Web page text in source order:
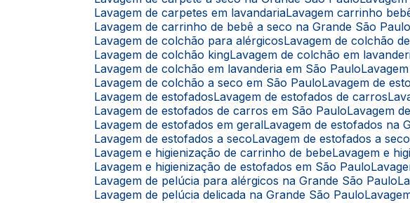
Lavagem de carpetes em lavandaria Lavagem carrinho
Lavagem de carrinho de bebê a seco na Grande São Paulo
Lavagem de colchão para alérgicos Lavagem de colchão
Lavagem de colchão king Lavagem de colchão em
Lavagem de colchão em lavanderia em São Paulo
Lavagem de colchão a seco em São Paulo Lavagem de
Lavagem de estofados Lavagem de estofados de carros
Lavagem de estofados de carros em São Paulo Lavagem
Lavagem de estofados em geral Lavagem de estofados na
Lavagem de estofados a seco Lavagem de estofados a
Lavagem e higienização de carrinho de bebe Lavagem e
Lavagem e higienização de estofados em São Paulo
Lavagem de pelúcia para alérgicos na Grande São Paulo
Lavagem de pelúcia delicada na Grande São Paulo